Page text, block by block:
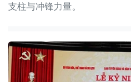
支柱与冲锋力量。